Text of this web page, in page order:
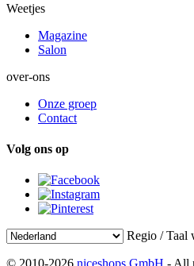
Weetjes
Magazine
Salon
over-ons
Onze groep
Contact
Volg ons op
Regio / Taal